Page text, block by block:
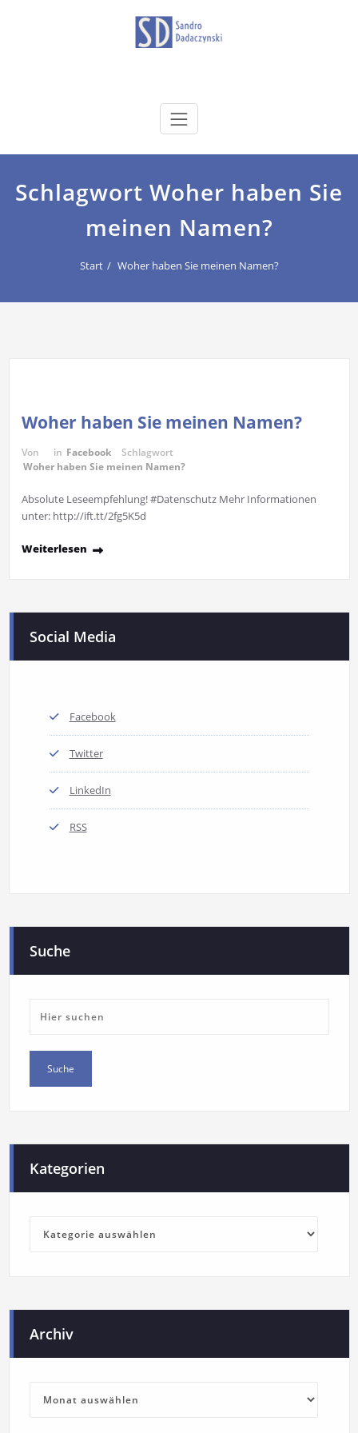
dadaczynski.de
Schlagwort Woher haben Sie
meinen Namen?
Start Woher haben Sie meinen Namen?
Woher haben Sie meinen Namen?
Von in Facebook
Schlagwort
Woher haben Sie meinen Namen?
Absolute Leseempfehlung! #Datenschutz Mehr Informationen
unter: http://ift.tt/2fg5K5d
Weiterlesen
Social Media
Facebook
Twitter
LinkedIn
RSS
Suche
Kategorien
Archiv